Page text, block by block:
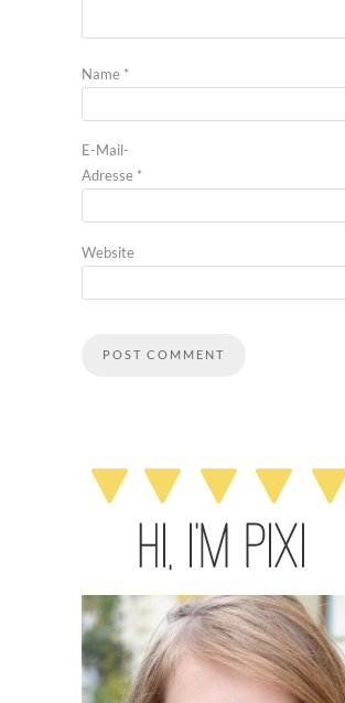
Name *
E-Mail-
Adresse *
Website